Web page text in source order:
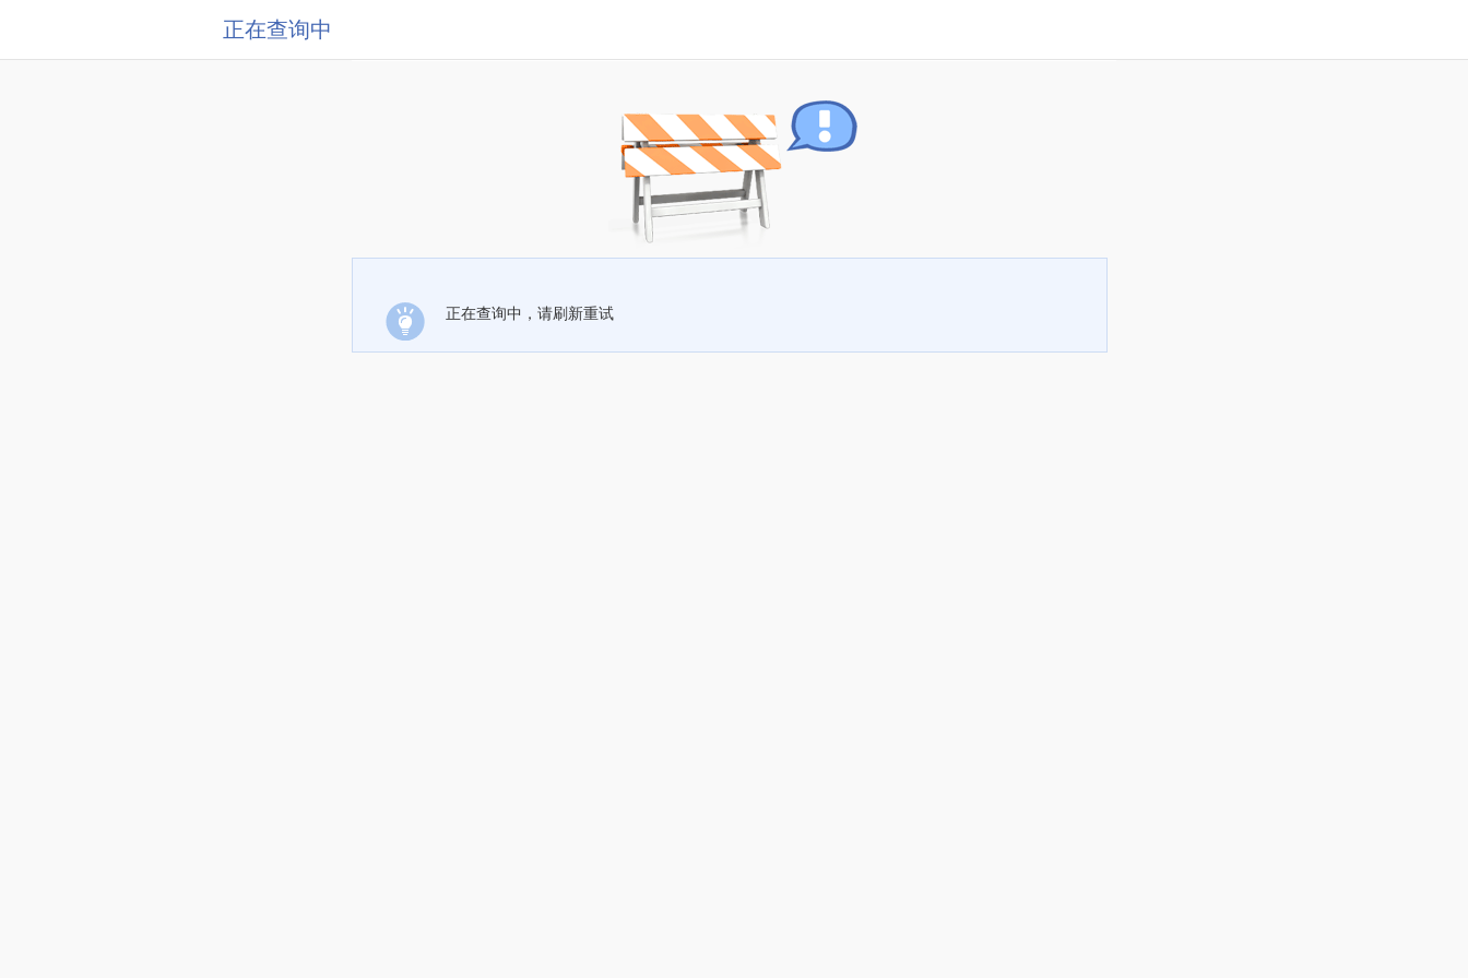
正在查询中
正在查询中，请刷新重试